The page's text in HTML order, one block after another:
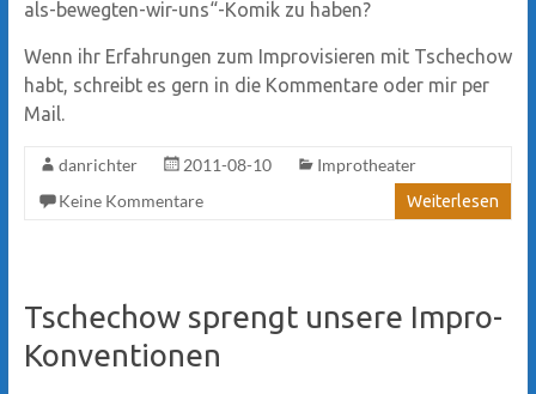
als-bewegten-wir-uns“-Komik zu haben?
Wenn ihr Erfahrungen zum Improvisieren mit Tschechow
habt, schreibt es gern in die Kommentare oder mir per
Mail.
danrichter 2011-08-10
Improtheater
Keine Kommentare
Weiterlesen
Tschechow sprengt unsere Impro-
Konventionen